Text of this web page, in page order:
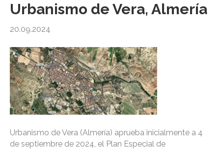
Urbanismo de Vera, Almería
20.09.2024
Urbanismo de Vera (Almería) aprueba inicialmente a 4
de septiembre de 2024, el Plan Especial de